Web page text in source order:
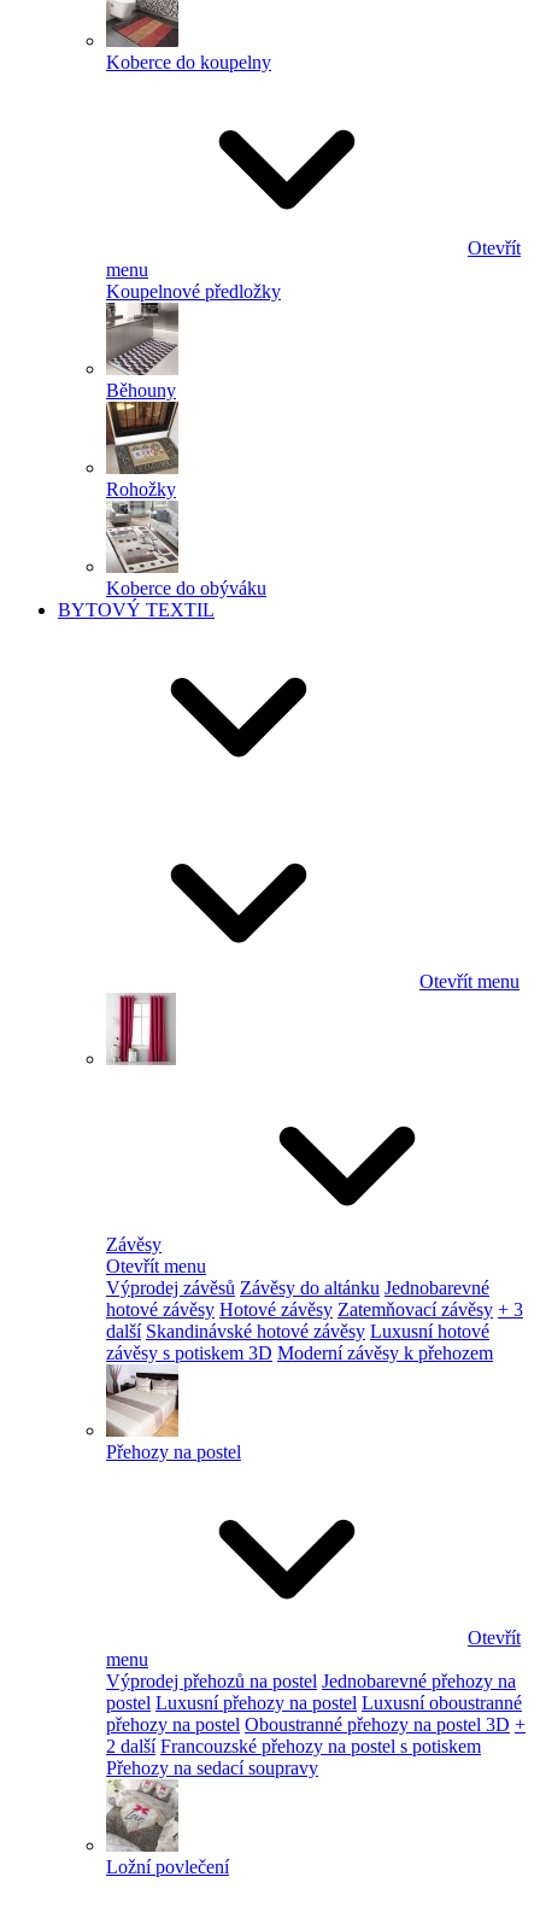
Koberce do koupelny
Otevřít
menu
Koupelnové předložky
Běhouny
Rohožky
Koberce do obýváku
BYTOVÝ TEXTIL
Otevřít menu
Závěsy
Otevřít menu
Výprodej závěsů Závěsy do altánku Jednobarevné
hotové závěsy Hotové závěsy Zatemňovací závěsy + 3
další Skandinávské hotové závěsy Luxusní hotové
závěsy s potiskem 3D Moderní závěsy k přehozem
Přehozy na postel
Otevřít
menu
Výprodej přehozů na postel Jednobarevné přehozy na
postel Luxusní přehozy na postel Luxusní oboustranné
přehozy na postel Oboustranné přehozy na postel 3D +
2 další Francouzské přehozy na postel s potiskem
Přehozy na sedací soupravy
Ložní povlečení